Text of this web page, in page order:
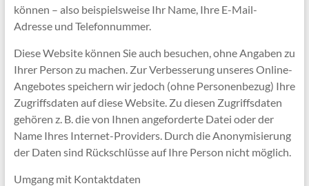
können – also beispielsweise Ihr Name, Ihre E-Mail-
Adresse und Telefonnummer.
Diese Website können Sie auch besuchen, ohne Angaben zu
Ihrer Person zu machen. Zur Verbesserung unseres Online-
Angebotes speichern wir jedoch (ohne Personenbezug) Ihre
Zugriffsdaten auf diese Website. Zu diesen Zugriffsdaten
gehören z. B. die von Ihnen angeforderte Datei oder der
Name Ihres Internet-Providers. Durch die Anonymisierung
der Daten sind Rückschlüsse auf Ihre Person nicht möglich.
Umgang mit Kontaktdaten